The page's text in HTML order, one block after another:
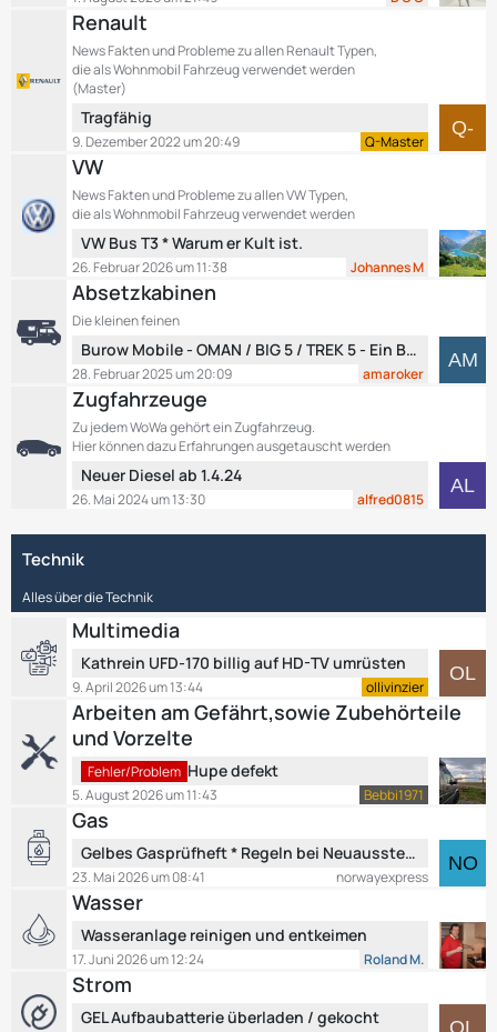
i
t
r
ä
e
t
z
t
e
i
t
r
ä
e
Renault
News Fakten und Probleme zu allen Renault Typen,
die als Wohnmobil Fahrzeug verwendet werden
(Master)
e
t
z
t
e
e
i
t
g
e
Tragfähig
Q-Master
9. Dezember 2022 um 20:49
VW
News Fakten und Probleme zu allen VW Typen,
die als Wohnmobil Fahrzeug verwendet werden
e
t
z
t
B
e
i
t
g
VW Bus T3 * Warum er Kult ist.
Johannes M
26. Februar 2026 um 11:38
Absetzkabinen
Die kleinen feinen
e
t
z
t
e
e
r
ä
g
e
Burow Mobile - OMAN / BIG 5 / TREK 5 - Ein Blick über den Tellerrand....
amaroker
28. Februar 2025 um 20:09
Zugfahrzeuge
Zu jedem WoWa gehört ein Zugfahrzeug.
Hier können dazu Erfahrungen ausgetauscht werden
e
z
t
B
e
r
ä
g
Neuer Diesel ab 1.4.24
alfred0815
26. Mai 2024 um 13:30
Technik
Alles über die Technik
Multimedia
e
t
z
t
B
e
r
ä
Kathrein UFD-170 billig auf HD-TV umrüsten
ollivinzier
9. April 2026 um 13:44
Arbeiten am Gefährt,sowie Zubehörteile
und Vorzelte
e
t
z
e
B
t
r
Fehler/Problem Hupe defekt
Bebbi1971
5. August 2026 um 11:43
Gas
e
t
z
e
B
Gelbes Gasprüfheft * Regeln bei Neuausstellung Ersatzheft * Mitführpflicht
norwayexpress
23. Mai 2026 um 08:41
Wasser
e
t
z
Wasseranlage reinigen und entkeimen
Roland M.
17. Juni 2026 um 12:24
Strom
GEL Aufbaubatterie überladen / gekocht